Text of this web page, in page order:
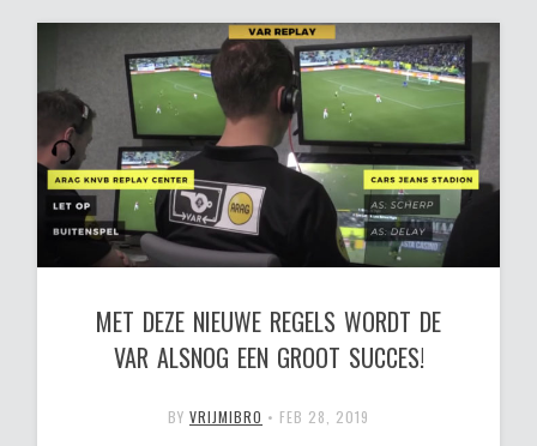
MET DEZE NIEUWE REGELS WORDT DE
VAR ALSNOG EEN GROOT SUCCES!
BY VRIJMIBRO • FEB 28, 2019